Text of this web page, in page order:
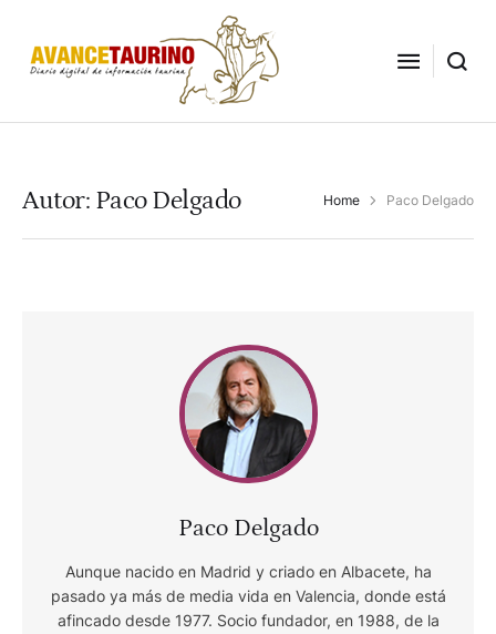
Autor: Paco Delgado Home Paco Delgado
Paco Delgado
Aunque nacido en Madrid y criado en Albacete, ha
pasado ya más de media vida en Valencia, donde está
afincado desde 1977. Socio fundador, en 1988, de la